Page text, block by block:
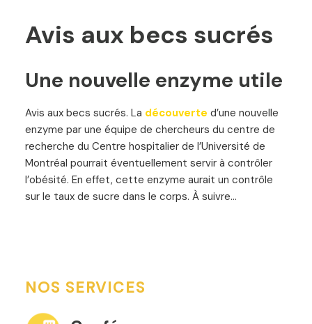
Avis aux becs sucrés
Une nouvelle enzyme utile
Avis aux becs sucrés. La découverte d’une nouvelle
enzyme par une équipe de chercheurs du centre de
recherche du Centre hospitalier de l’Université de
Montréal pourrait éventuellement servir à contrôler
l’obésité. En effet, cette enzyme aurait un contrôle
sur le taux de sucre dans le corps. À suivre…
NOS SERVICES